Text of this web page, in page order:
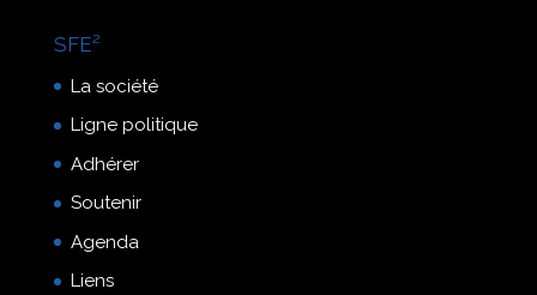
SFE²
La société
Ligne politique
Adhérer
Soutenir
Agenda
Liens